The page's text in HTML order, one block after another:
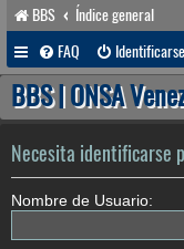
BBS
Índice general
FAQ
Identificarse
BBS | ONSA
Necesita identificarse
Nombre de Usuario: